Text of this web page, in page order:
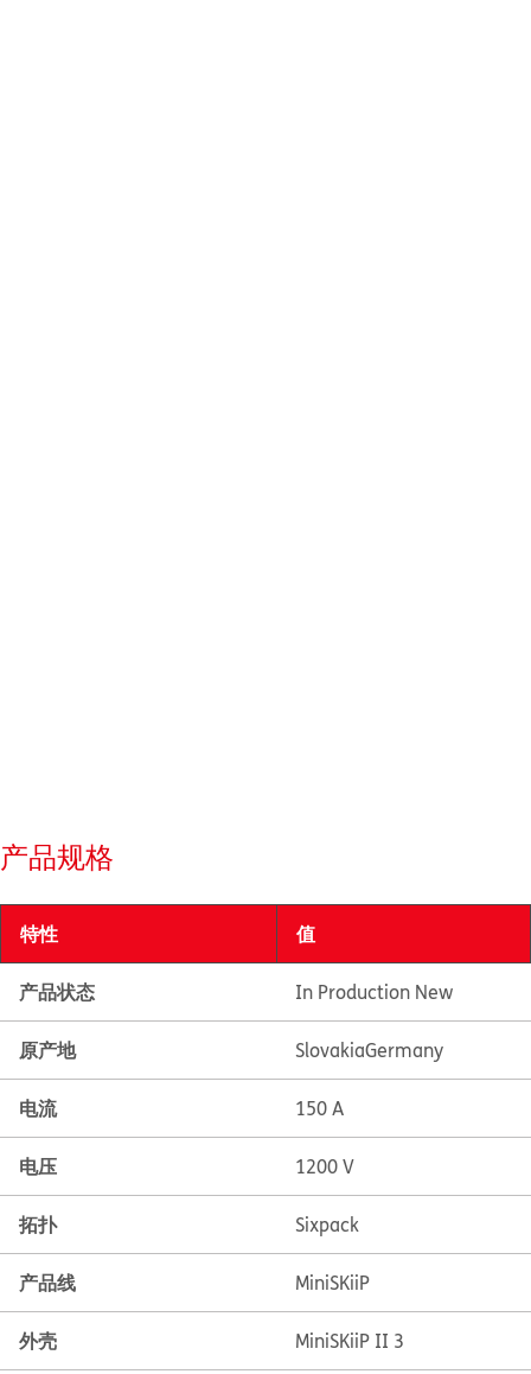
产品规格
特性 值
产品状态 In Production New
原产地 SlovakiaGermany
电流 150 A
电压 1200 V
拓扑 Sixpack
产品线 MiniSKiiP
外壳 MiniSKiiP II 3